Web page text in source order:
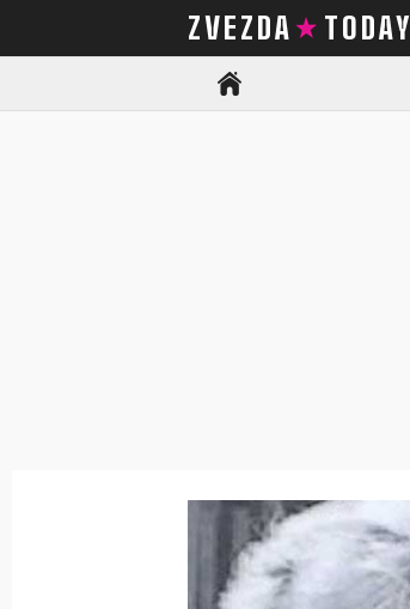
ZVEZDA TODAY
Искать